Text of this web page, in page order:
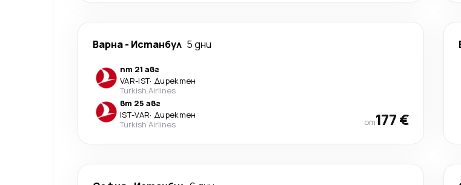
Варна- Истанбул 5 дни
пт 21 авг
VAR-IST· Директен
Turkish Airlines
вт 25 авг
IST-VAR· Директен
Turkish Airlines
от177 €